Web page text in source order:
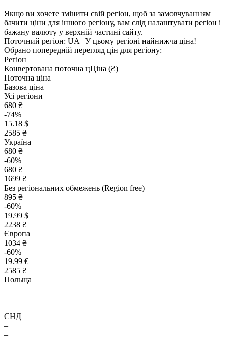
Якщо ви хочете змінити свій регіон, щоб за замовчуванням
бачити ціни для іншого регіону, вам слід налаштувати регіон і
бажану валюту у верхній частині сайту.
Поточний регіон: UA | У цьому регіоні найнижча ціна!
Обрано попередній перегляд цін для регіону:
Регіон
Конвертована поточна цЦіна (₴)
Поточна ціна
Базова ціна
Усі регіони
680 ₴
-74%
15.18 $
2585 ₴
Україна
680 ₴
-60%
680 ₴
1699 ₴
Без регіональних обмежень (Region free)
895 ₴
-60%
19.99 $
2238 ₴
Європа
1034 ₴
-60%
19.99 €
2585 ₴
Польща
–
–
–
СНД
–
–